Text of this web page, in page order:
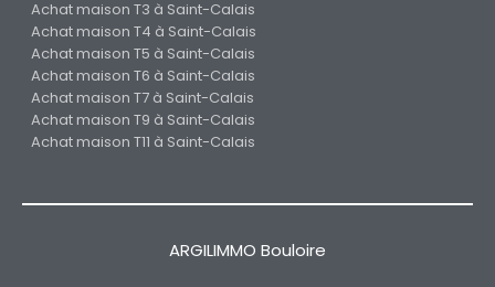
Achat maison T3 à Saint-Calais
Achat maison T4 à Saint-Calais
Achat maison T5 à Saint-Calais
Achat maison T6 à Saint-Calais
Achat maison T7 à Saint-Calais
Achat maison T9 à Saint-Calais
Achat maison T11 à Saint-Calais
ARGILIMMO Bouloire